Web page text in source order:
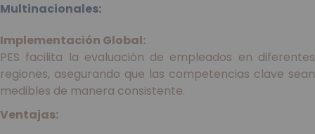
Multinacionales:
Implementación Global:
PES facilita la evaluación de empleados en diferentes
regiones, asegurando que las competencias clave sean
medibles de manera consistente.
Ventajas: